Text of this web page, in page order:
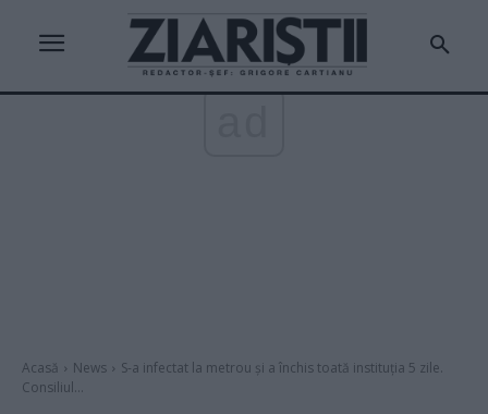
Acasă News
S-a infectat la metrou și a închis toată instituția 5 zile.
Consiliul...